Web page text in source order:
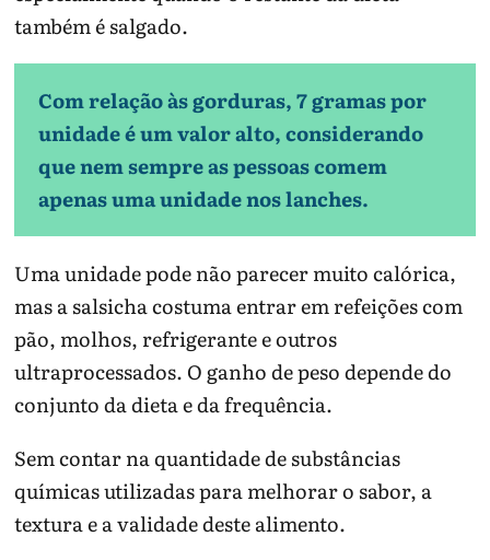
também é salgado.
Com relação às gorduras, 7 gramas por
unidade é um valor alto, considerando
que nem sempre as pessoas comem
apenas uma unidade nos lanches.
Uma unidade pode não parecer muito calórica,
mas a salsicha costuma entrar em refeições com
pão, molhos, refrigerante e outros
ultraprocessados. O ganho de peso depende do
conjunto da dieta e da frequência.
Sem contar na quantidade de substâncias
químicas utilizadas para melhorar o sabor, a
textura e a validade deste alimento.